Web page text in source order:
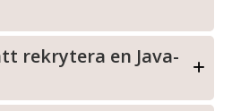
rekrytera en Java-